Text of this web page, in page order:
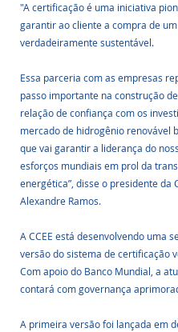
"A certificação é uma iniciativa
garantir ao cliente a compra de
verdadeiramente sustentável.
Essa parceria com as empresas
passo importante na construção
relação de confiança com os
mercado de hidrogênio renovável
que vai garantir a liderança do
esforços mundiais em prol da
energética”, disse o presidente da
Alexandre Ramos.
A CCEE está desenvolvendo uma
versão do sistema de certificação
Com apoio do Banco Mundial, a
contará com governança
A primeira versão foi lançada em